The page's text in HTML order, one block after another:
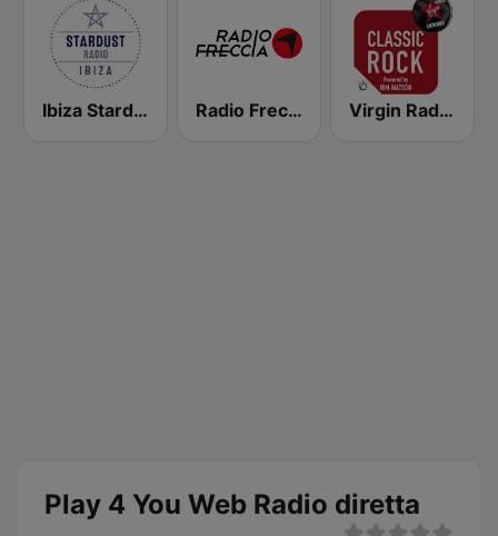
Ibiza Stardust Radio Radio Freccia Virgin Radio Classic Rock
Play 4 You Web Radio diretta